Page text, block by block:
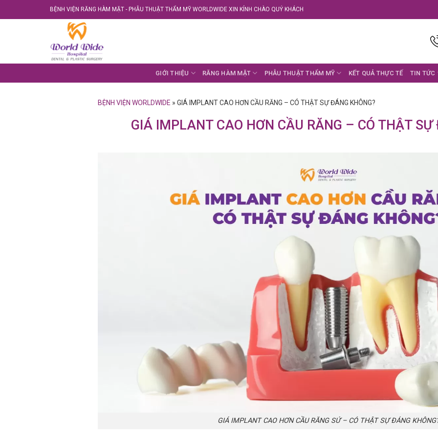
to
BỆNH VIỆN RĂNG HÀM MẶT - PHẪU THUẬT THẨM MỸ WORLDWIDE XIN KÍNH CHÀO QUÝ KHÁCH
GIỚI THIỆU RĂNG HÀM MẶT PHẪU THUẬT THẨM MỸ KẾT QUẢ THỰC TẾ TIN TỨC
BỆNH VIỆN WORLDWIDE » GIÁ IMPLANT CAO HƠN CẦU RĂNG – CÓ THẬT SỰ ĐÁNG KHÔNG?
GIÁ IMPLANT CAO HƠN CẦU RĂNG – CÓ THẬT SỰ
GIÁ IMPLANT CAO HƠN CẦU RĂNG SỨ – CÓ THẬT SỰ ĐÁNG